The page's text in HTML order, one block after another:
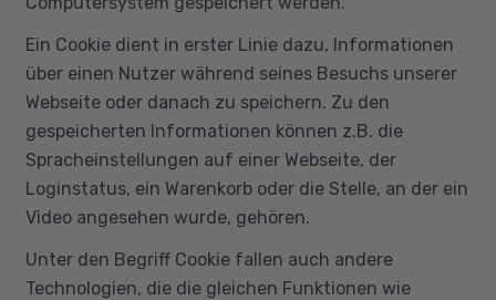
Ein Cookie dient in erster Linie dazu, Informationen
über einen Nutzer während seines Besuchs unserer
Webseite oder danach zu speichern. Zu den
gespeicherten Informationen können z.B. die
Spracheinstellungen auf einer Webseite, der
Loginstatus, ein Warenkorb oder die Stelle, an der ein
Video angesehen wurde, gehören.
Unter den Begriff Cookie fallen auch andere
Technologien, die die gleichen Funktionen wie